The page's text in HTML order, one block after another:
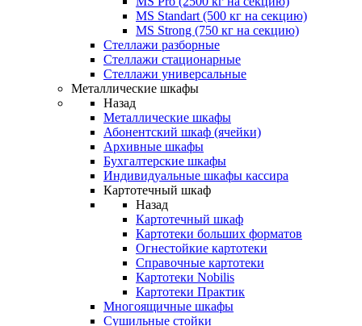
MS Standart (500 кг на секцию)
MS Strong (750 кг на секцию)
Стеллажи разборные
Стеллажи стационарные
Стеллажи универсальные
Металлические шкафы
Назад
Металлические шкафы
Абонентский шкаф (ячейки)
Архивные шкафы
Бухгалтерские шкафы
Индивидуальные шкафы кассира
Картотечный шкаф
Назад
Картотечный шкаф
Картотеки больших форматов
Огнестойкие картотеки
Справочные картотеки
Картотеки Nobilis
Картотеки Практик
Многоящичные шкафы
Сушильные стойки